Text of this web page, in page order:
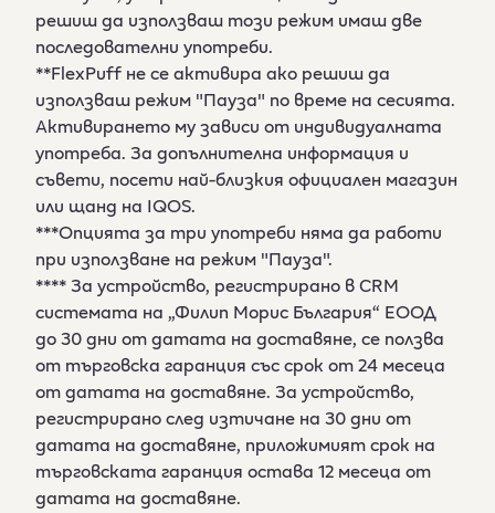
решиш да използваш този режим имаш две
последователни употреби.
**FlexPuff не се активира ако решиш да
използваш режим "Пауза" по време на сесията.
Активирането му зависи от индивидуалната
употреба. За допълнителна информация и
съвети, посети най-близкия официален магазин
или щанд на IQOS.
***Опцията за три употреби няма да работи
при използване на режим "Пауза".
**** За устройство, регистрирано в CRM
системата на „Филип Морис България“ ЕООД
до 30 дни от датата на доставяне, се ползва
от търговска гаранция със срок от 24 месеца
от датата на доставяне. За устройство,
регистрирано след изтичане на 30 дни от
датата на доставяне, приложимият срок на
търговската гаранция остава 12 месеца от
датата на доставяне.